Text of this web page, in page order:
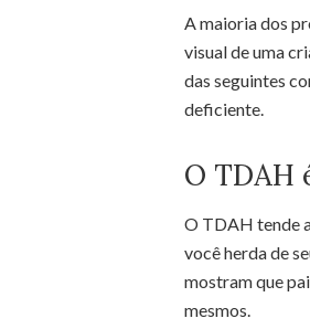
A maioria dos
visual de uma
das seguintes
deficiente.
O TDAH
O TDAH tende
você herda de
mostram que
mesmos.